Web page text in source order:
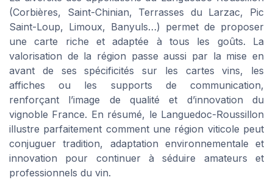
(Corbières, Saint-Chinian, Terrasses du Larzac, Pic
Saint-Loup, Limoux, Banyuls…) permet de proposer
une carte riche et adaptée à tous les goûts. La
valorisation de la région passe aussi par la mise en
avant de ses spécificités sur les cartes vins, les
affiches ou les supports de communication,
renforçant l’image de qualité et d’innovation du
vignoble France. En résumé, le Languedoc-Roussillon
illustre parfaitement comment une région viticole peut
conjuguer tradition, adaptation environnementale et
innovation pour continuer à séduire amateurs et
professionnels du vin.